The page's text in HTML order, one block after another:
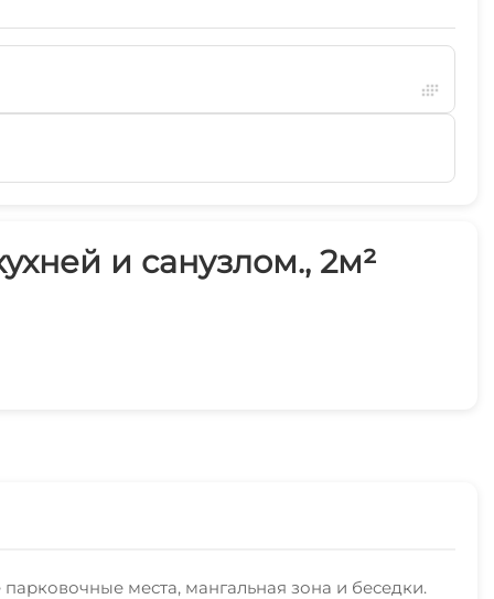
и санузлом., 2м²
места, мангальная зона и беседки.